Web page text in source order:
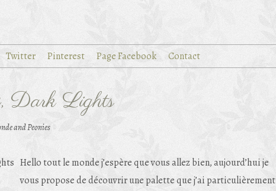
Twitter Pinterest Page Facebook Contact
Dark Lights
and Peonies
Hello tout le monde j’espère que vous allez bien, aujourd’hui je
vous propose de découvrir une palette que j’ai particulièrement